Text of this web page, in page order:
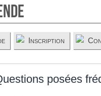
Inscription
posées